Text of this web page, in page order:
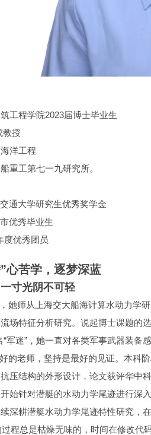
工程学院2023届博士毕业生
教授
洋工程
重工第七一九研究所。
通大学研究生优秀奖学金
优秀毕业生
度优秀团员
心苦学，逐梦深蓝
寸光阴不可轻
师从上海交大船海计算水动力学研
场特征分析研究。说起博士课题的
“军迷”，她一直对各类军事武器装备
老师，坚持是最好的见证。本科阶
压结构的外形设计，论文获评华中
始针对潜艇的水动力学尾迹进行深
深耕潜艇水动力学尾迹特性研究，
总是枯燥无味的，时间在修改代码